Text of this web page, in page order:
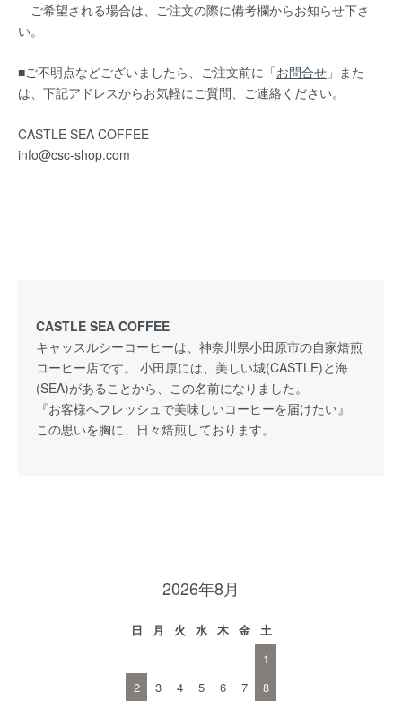
ご希望される場合は、ご注文の際に備考欄からお知らせ下さ
い。
■ご不明点などございましたら、ご注文前に「お問合せ 」また
は、下記アドレスからお気軽にご質問、ご連絡ください。
CASTLE SEA COFFEE
info@csc-shop.com
CASTLE SEA COFFEE
キャッスルシーコーヒーは、神奈川県小田原市の自家焙煎
コーヒー店です。 小田原には、美しい城(CASTLE)と海
(SEA)があることから、この名前になりました。
『お客様へフレッシュで美味しいコーヒーを届けたい』
この思いを胸に、日々焙煎しております。
2026年8月
日 月 火 水 木 金
土
1
2
3 4 5 6 7
8